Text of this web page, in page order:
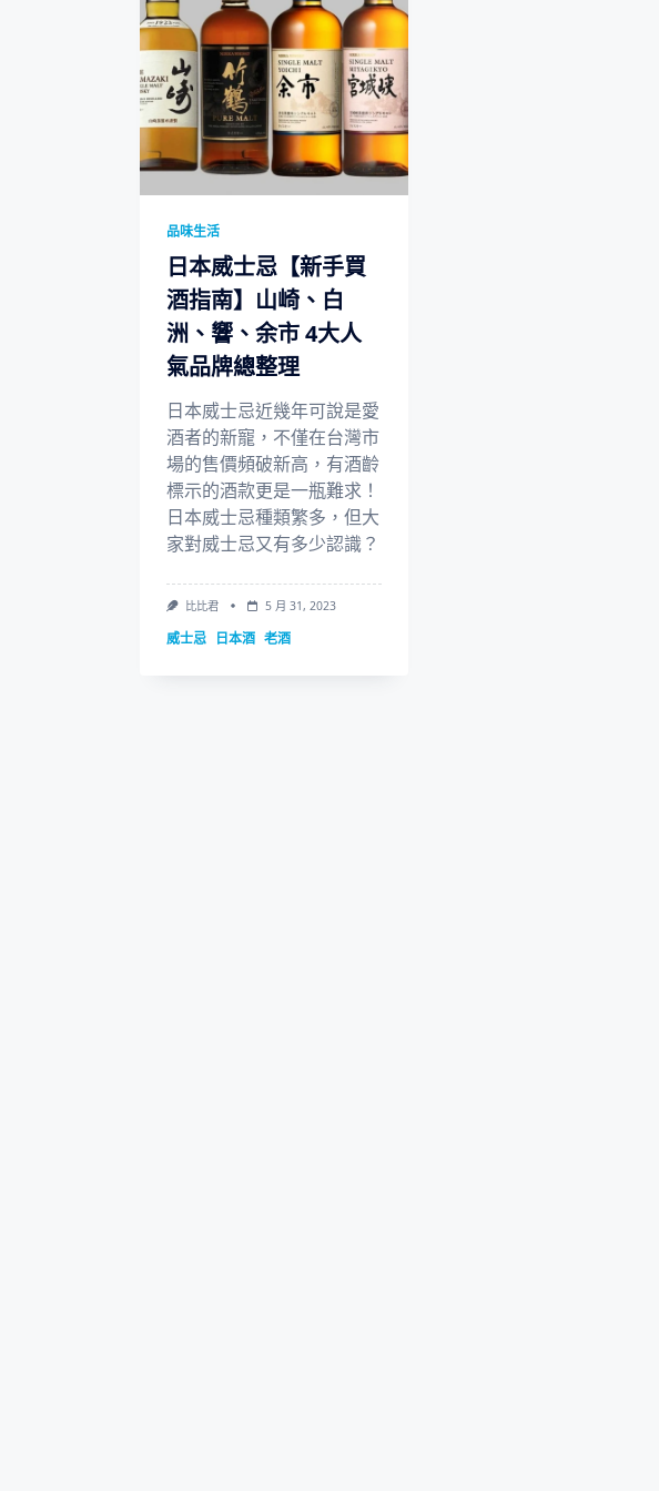
品味生活
日本威士忌【新手買
酒指南】山崎、白
洲、響、余市 4大人
氣品牌總整理
日本威士忌近幾年可說是愛
酒者的新寵，不僅在台灣市
場的售價頻破新高，有酒齡
標示的酒款更是一瓶難求！
日本威士忌種類繁多，但大
家對威士忌又有多少認識？
比比君 5 月 31, 2023
威士忌 日本酒 老酒